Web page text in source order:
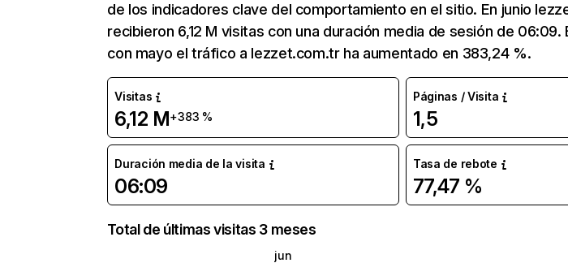
de los indicadores clave del comportamiento en el sitio. En junio
recibieron 6,12 M visitas con una duración media de sesión de 06:09.
con mayo el tráfico a lezzet.com.tr ha aumentado en 383,24 %.
Visitas
6,12 M+383 %
Páginas / Visita
1,5
Duración media de la visita
06:09
Tasa de rebote
77,47 %
Total de últimas visitas 3 meses
jun